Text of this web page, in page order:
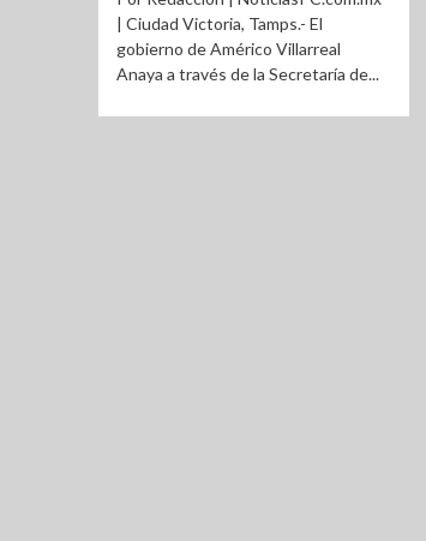
| Ciudad Victoria, Tamps.- El
gobierno de Américo Villarreal
Anaya a través de la Secretaría de...